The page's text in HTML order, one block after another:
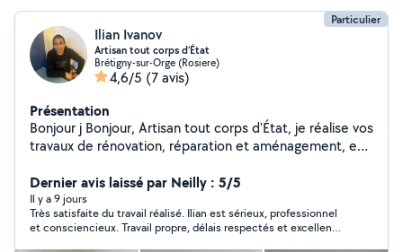
Particulier
Ilian Ivanov
Artisan tout corps d’État
Brétigny-sur-Orge (Rosiere)
4,6/5 (7 avis)
Présentation
Bonjour j Bonjour, Artisan tout corps d'État, je réalise vos
travaux de rénovation, réparation et aménagement, en
soigneux, je m'adapte à vos besoins et vous garantis un
travail propre et de qualité. Interventions rapides Travail
soigné Devis clair et honnête N'hésitez pas à me
contacter pour discuter de votre projet.
Dernier avis laissé par Neilly : 5/5
Il y a 9 jours
Très satisfaite du travail réalisé. Ilian est sérieux, professionnel
et consciencieux. Travail propre, délais respectés et excellent